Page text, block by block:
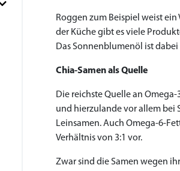
Roggen zum Beispiel weist ein
der Küche gibt es viele
Das Sonnenblumenöl ist
Chia-Samen als Quelle
Die reichste Quelle an
und hierzulande vor allem bei
Leinsamen. Auch Omega-6-
Verhältnis von 3:1 vor.
Zwar sind die Samen wegen